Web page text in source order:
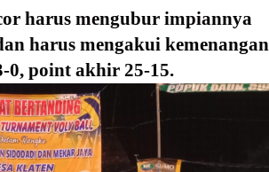
harus mengubur impiannya
harus mengakui kemenangan
0, point akhir 25-15.